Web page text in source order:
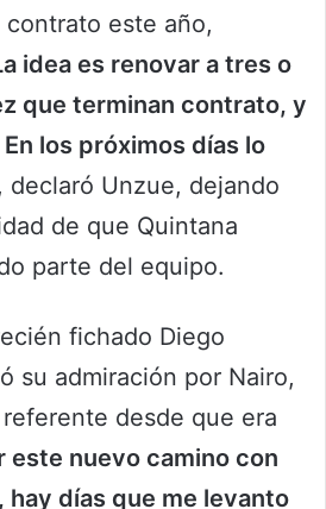
este año,
idea es renovar a tres o
que terminan contrato, y
los próximos días lo
, declaró Unzue, dejando
de que Quintana
parte del equipo.
fichado Diego
su admiración por Nairo,
desde que era
este nuevo camino con
días que me levanto